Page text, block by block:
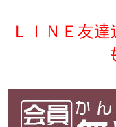
ＬＩＮＥ友